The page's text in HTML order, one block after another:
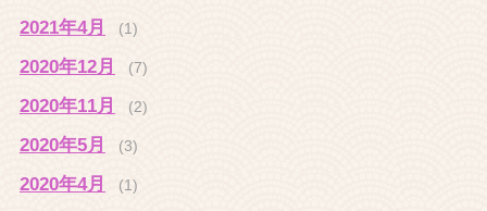
2021年4月 (1)
2020年12月 (7)
2020年11月 (2)
2020年5月 (3)
2020年4月 (1)